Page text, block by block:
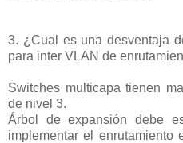
3. ¿Cual es una desventaja
para inter VLAN de
Switches multicapa tienen
de nivel 3.
Árbol de expansión debe
implementar el enrutamiento